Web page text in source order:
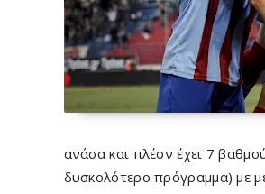
ανάσα και πλέον έχει 7
δυσκολότερο πρόγραμμα) με